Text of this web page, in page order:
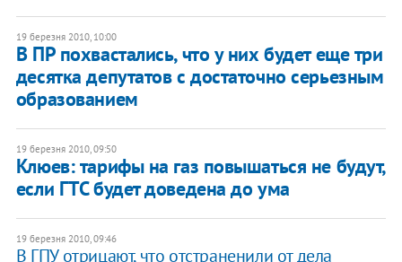
19 березня 2010, 10:00
В ПР похвастались, что у них будет еще три
десятка депутатов с достаточно серьезным
образованием
19 березня 2010, 09:50
Клюев: тарифы на газ повышаться не будут,
если ГТС будет доведена до ума
19 березня 2010, 09:46
В ГПУ отрицают, что отстраненили от дела